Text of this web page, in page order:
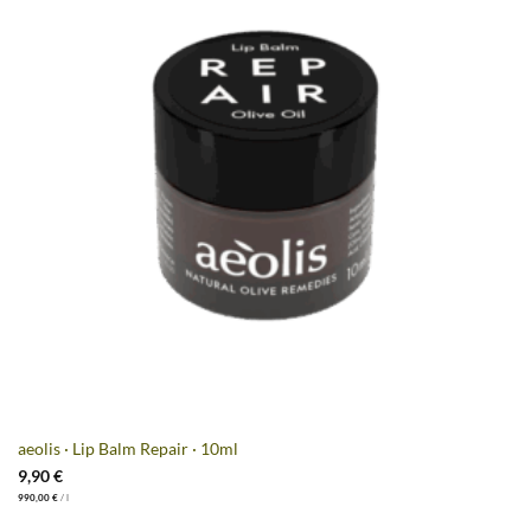
aeolis · Lip Balm Repair · 10ml
9,90€
990,00 €/ l